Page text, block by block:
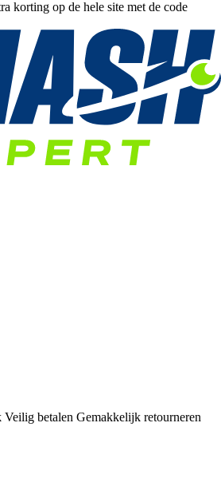
korting op de hele site met de code
Veilig betalen Gemakkelijk retourneren